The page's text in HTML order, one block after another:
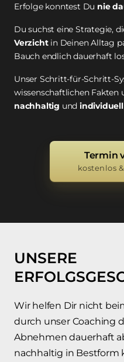
Erfolge konntest Du nie
Du suchst eine Strategie,
Verzicht in Deinen Alltag
Bauch endlich dauerhaft
Unser Schritt-für-Schritt-
nachhaltig und individuell
Termin
kostenlos
UNSERE
Wir helfen Dir nicht
durch unser Coaching
Abnehmen dauerhaft
nachhaltig in Bestform